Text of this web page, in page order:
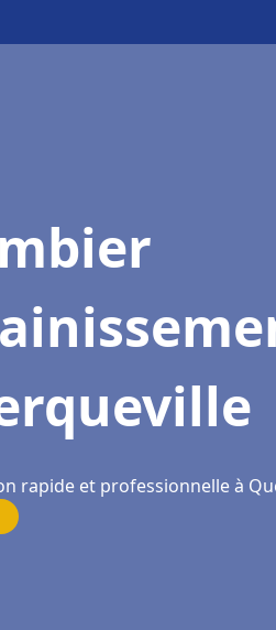
rapide et professionnelle à